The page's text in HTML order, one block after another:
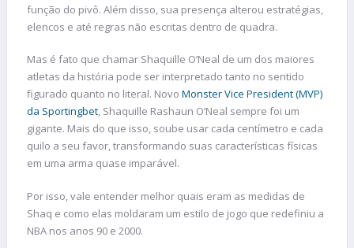
função do pivô. Além disso, sua presença alterou estratégias,
elencos e até regras não escritas dentro de quadra.
Mas é fato que chamar Shaquille O’Neal de um dos maiores
atletas da história pode ser interpretado tanto no sentido
figurado quanto no literal. Novo Monster Vice President (MVP)
da Sportingbet, Shaquille Rashaun O’Neal sempre foi um
gigante. Mais do que isso, soube usar cada centímetro e cada
quilo a seu favor, transformando suas características físicas
em uma arma quase imparável.
Por isso, vale entender melhor quais eram as medidas de
Shaq e como elas moldaram um estilo de jogo que redefiniu a
NBA nos anos 90 e 2000.